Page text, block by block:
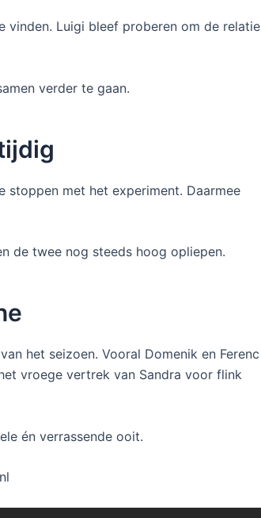
vinden. Luigi bleef proberen om de relatie
verder te gaan.
stoppen met het experiment. Daarmee
de twee nog steeds hoog opliepen.
het seizoen. Vooral Domenik en Ferenc
vroege vertrek van Sandra voor flink
én verrassende ooit.